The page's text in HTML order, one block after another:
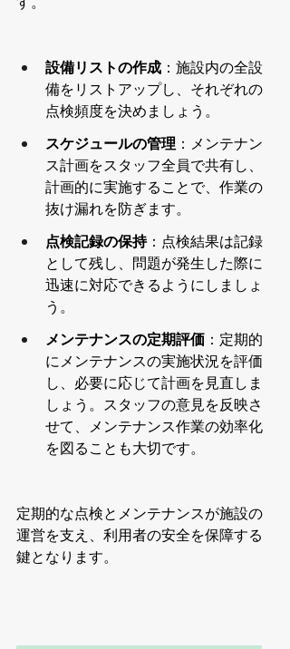
設備リストの作成 ：施設内の全設
備をリストアップし、それぞれの
点検頻度を決めましょう。
スケジュールの管理：メンテナン
ス計画をスタッフ全員で共有し、
計画的に実施することで、作業の
抜け漏れを防ぎます。
点検記録の保持：点検結果は記録
として残し、問題が発生した際に
迅速に対応できるようにしましょ
う。
メンテナンスの定期評価 ：定期的
にメンテナンスの実施状況を評価
し、必要に応じて計画を見直しま
しょう。スタッフの意見を反映さ
せて、メンテナンス作業の効率化
を図ることも大切です。
定期的な点検とメンテナンスが施設の
運営を支え、利用者の安全を保障する
鍵となります。